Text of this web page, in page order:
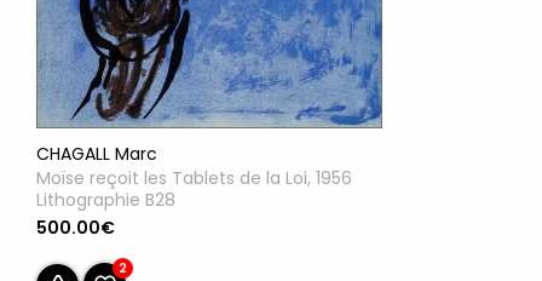
CHAGALL Marc
Moïse reçoit les Tablets de la Loi, 1956
Lithographie B28
500.00€
2